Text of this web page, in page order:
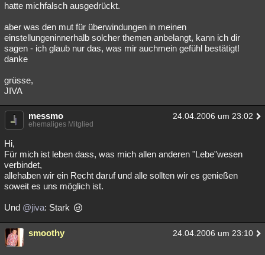
hatte michfalsch ausgedrückt.
aber was den mut für überwindungen in meinen
einstellungeninnerhalb solcher themen anbelangt, kann ich dir
sagen - ich glaub nur das, was mir auchmein gefühl bestätigt!
danke
grüsse,
JIVA
messmo 24.04.2006 um 23:02
ehemaliges Mitglied
Hi,
Für mich ist leben dass, was mich allen anderen "Lebe"wesen
verbindet,
allehaben wir ein Recht daruf und alle sollten wir es genießen
soweit es uns möglich ist.
Und @jiva: Stark
smoothy 24.04.2006 um 23:10